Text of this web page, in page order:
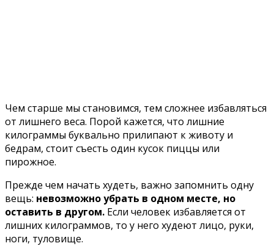
Чем старше мы становимся, тем сложнее избавляться
от лишнего веса. Порой кажется, что лишние
килограммы буквально прилипают к животу и
бедрам, стоит съесть один кусок пиццы или
пирожное.
Прежде чем начать худеть, важно запомнить одну
вещь: невозможно убрать в одном месте, но
оставить в другом. Если человек избавляется от
лишних килограммов, то у него худеют лицо, руки,
ноги, туловище.